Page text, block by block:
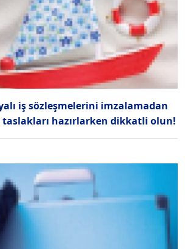
iş sözleşmelerini imzalamadan
taslakları hazırlarken dikkatli olun!